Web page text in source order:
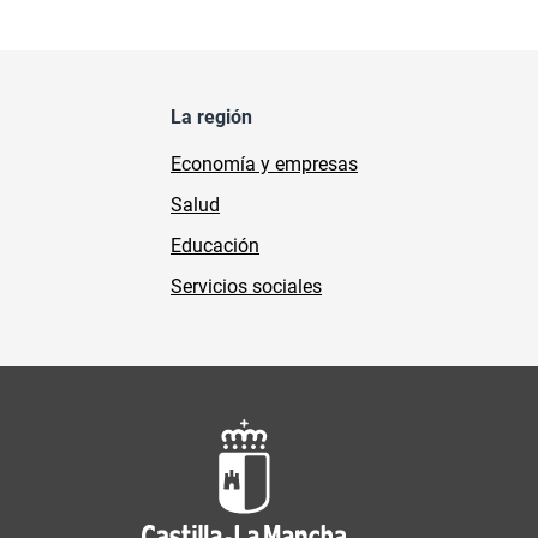
La región
Economía y empresas
Salud
Educación
Servicios sociales